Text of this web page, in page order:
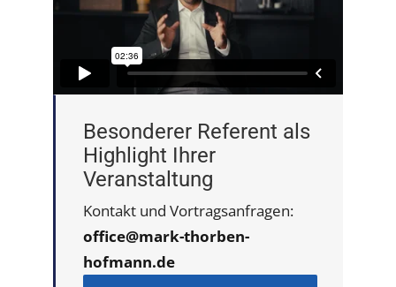
Besonderer Referent als
Highlight Ihrer
Veranstaltung
Kontakt und Vortragsanfragen:
office@mark-thorben-
hofmann.de